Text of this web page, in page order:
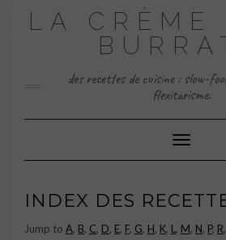
LA CRÈME
des recettes de cuisine : slow-
flexitarisme.
Toggle
INDEX DES
Jump to A, B, C, D, E, F, G, H, K, L , M, N, P, R,